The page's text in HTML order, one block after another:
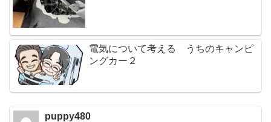
電気について考える うちのキャンピ
ングカー２
puppy480